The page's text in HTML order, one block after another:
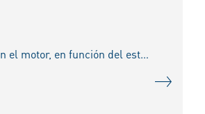
Así funciona el sensor de nivel de aceite El sensor de nivel de aceite registra la cantidad de aceite disponible en el motor, en función del estado de funcionamiento, y constituye un componente centra